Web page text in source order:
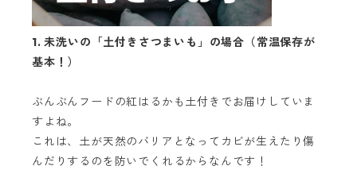
1. 未洗いの「土付きさつまいも」の場合（常温保存が
基本！）
ぶんぶんフードの紅はるかも土付きでお届けしていま
すよね。
これは、土が天然のバリアとなってカビが生えたり傷
んだりするのを防いでくれるからなんです！